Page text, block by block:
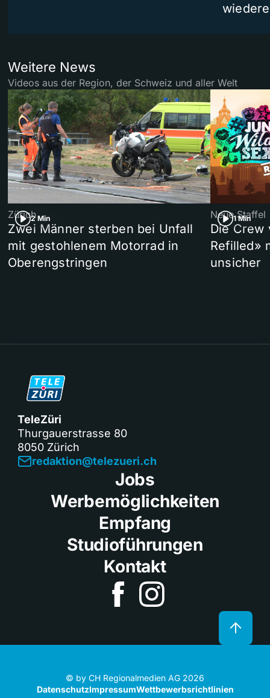
Weitere News
Videos aus der Region, der Schweiz und aller Welt
2 Min
Zürich
Zwei Männer sterben bei Unfall
mit gestohlenem Motorrad in
Oberengstringen
1 Min
Neue Staffel
Die Crew
Refilled»
unsicher
TeleZüri
Thurgauerstrasse 80
8050 Zürich
redaktion@telezueri.ch
Jobs
Werbemöglichkeiten
Empfang
Studioführungen
Kontakt
© by CH Regionalmedien AG 2026
DatenschutzImpressumWettbewerbsrichtlinien